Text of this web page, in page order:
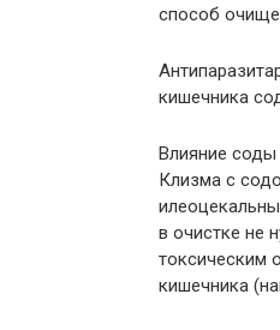
способ
кишечника
Влияние соды
Клизма с
в очистке не
токсическим
кишечника